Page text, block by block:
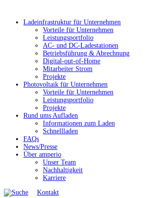
Ladeinfrastruktur für Unternehmen
Vorteile für Unternehmen
Leistungsportfolio
AC- und DC-Ladestationen
Betriebsführung & Abrechnung
Digital-out-of-Home
Mitarbeiter Strom
Projekte
Photovoltaik für Unternehmen
Vorteile für Unternehmen
Leistungsportfolio
Projekte
Rund ums Aufladen
Informationen zum Laden
Schnellladen
FAQs
News/Presse
Über amperio
Unser Team
Nachhaltigkeit
Karriere
Kontakt